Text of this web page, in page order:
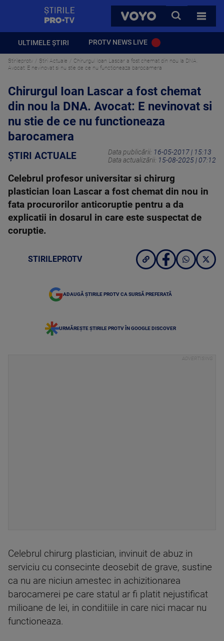
VOYO
CAUTA
TOATE
ULTIMELE ȘTIRI PROTV NEWS LIVE
Stirileprotv Știri Actuale
Chirurgul Ioan Lascar a fost chemat din nou la DNA.
Avocat: E nevinovat si nu stie de ce nu functioneaza barocamera
Chirurgul Ioan Lascar a fost chemat
din nou la DNA. Avocat: E nevinovat si
nu stie de ce nu functioneaza
barocamera
ȘTIRI ACTUALE Data publicării: 16-05-2017 | 15:13
Data actualizării: 15-08-2025 | 07:12
Celebrul profesor universitar si chirurg
plastician Ioan Lascar a fost chemat din nou in
fata procurorilor anticoruptie pentru a da
explicatii in dosarul in care este suspectat de
coruptie.
STIRILEPROTV
ADAUGĂ ȘTIRILE PROTV CA SURSĂ PREFERATĂ
URMĂREȘTE ȘTIRILE PROTV ÎN GOOGLE DISCOVER
Celebrul chirurg plastician, invinuit de abuz in
serviciu cu consecinte deosebit de grave, sustine
ca nu are niciun amestec in achizitionarea
barocamerei pe care statul ar fi platit nejustificat
milioane de lei, in conditiile in care nici macar nu
functioneaza.